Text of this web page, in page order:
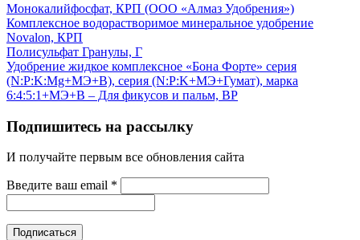
Монокалийфосфат, КРП (ООО «Алмаз Удобрения»)
Комплексное водорастворимое минеральное удобрение
Novalon, КРП
Полисульфат Гранулы, Г
Удобрение жидкое комплексное «Бона Форте» серия
(N:P:K:Mg+МЭ+В), серия (N:P:K+МЭ+Гумат), марка
6:4:5:1+МЭ+В – Для фикусов и пальм, ВР
Подпишитесь на рассылку
И получайте первым все обновления сайта
Введите ваш email *